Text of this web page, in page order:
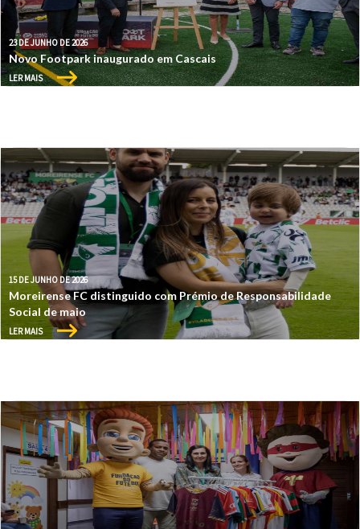
23 DE JUNHO DE 2026
Novo Footpark inaugurado em Cascais
LER MAIS
15 DE JUNHO DE 2026
Moreirense FC distinguido com Prémio de Responsabilidade
Social de maio
LER MAIS